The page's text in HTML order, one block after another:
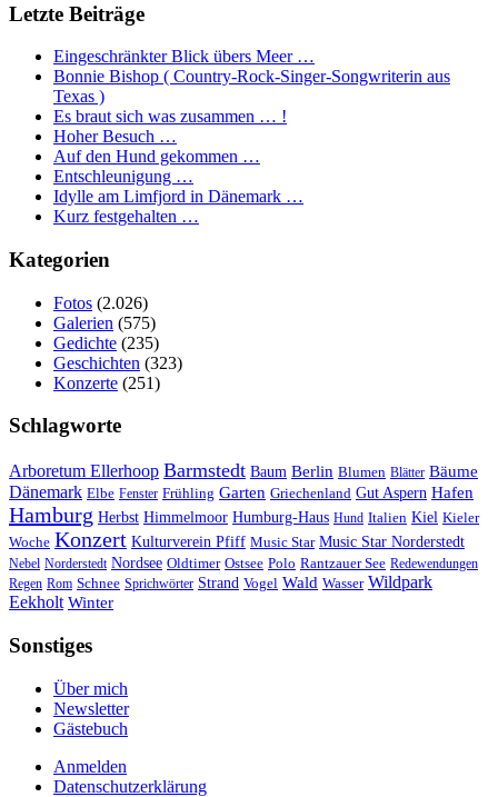
Letzte Beiträge
Eingeschränkter Blick übers Meer …
Bonnie Bishop ( Country-Rock-Singer-Songwriterin aus
Texas )
Es braut sich was zusammen … !
Hoher Besuch …
Auf den Hund gekommen …
Entschleunigung …
Idylle am Limfjord in Dänemark …
Kurz festgehalten …
Kategorien
Fotos (2.026)
Galerien (575)
Gedichte (235)
Geschichten (323)
Konzerte (251)
Schlagworte
Arboretum Ellerhoop Barmstedt Baum Berlin Blumen Blätter Bäume
Dänemark Elbe Fenster Frühling Garten Griechenland Gut Aspern Hafen
Hamburg Herbst Himmelmoor Humburg-Haus Hund Italien Kiel Kieler
Woche Konzert Kulturverein Pfiff Music Star Music Star Norderstedt
Nebel Norderstedt Nordsee Oldtimer Ostsee Polo Rantzauer See Redewendungen
Regen Rom Schnee Sprichwörter Strand Vogel Wald Wasser Wildpark
Eekholt Winter
Sonstiges
Über mich
Newsletter
Gästebuch
Anmelden
Datenschutzerklärung